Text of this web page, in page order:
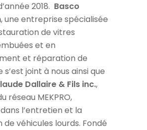
2018. Basco
, une entreprise spécialisée
de vitres
et en
et réparation de
joint à nous ainsi que
Dallaire & Fils inc.,
réseau MEKPRO,
l’entretien et la
véhicules lourds. Fondé